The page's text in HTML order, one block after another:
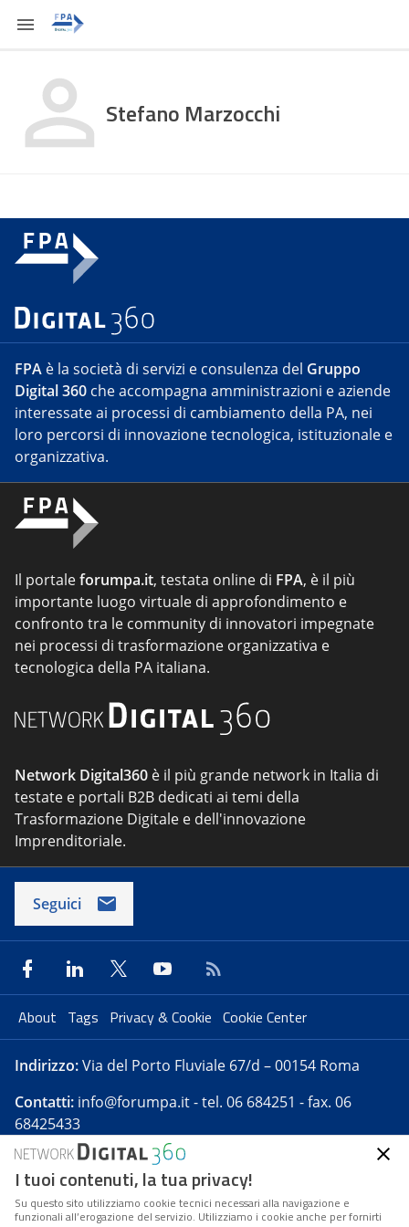
Stefano Marzocchi
FPA è la società di servizi e consulenza del Gruppo
Digital 360 che accompagna amministrazioni e aziende
interessate ai processi di cambiamento della PA, nei
loro percorsi di innovazione tecnologica, istituzionale e
organizzativa.
Il portaleforumpa.it, testata online di FPA, è il più
importante luogo virtuale di approfondimento e
confronto tra le community di innovatori impegnate
nei processi di trasformazione organizzativa e
tecnologica della PA italiana.
Network Digital360 è il più grande network in Italia di
testate e portali B2B dedicati ai temi della
Trasformazione Digitale e dell'innovazione
Imprenditoriale.
Seguici
About Tags Privacy & Cookie Cookie Center
Indirizzo:Via del Porto Fluviale 67/d – 00154 Roma
Contatti: info@forumpa.it- tel. 06 684251 - fax. 06
68425433
Forumpa.itè una pubblicazione telematica iscritta
presso Registro della stampa del Tribunale di Roma -
Reg. n. 182 del 2 maggio 2008 - Direttore resp. Michela
I tuoi contenuti, la tua privacy!
Su questo sito utilizziamo cookie tecnici necessari alla navigazione e
funzionali all’erogazione del servizio. Utilizziamo i cookie anche per fornirti